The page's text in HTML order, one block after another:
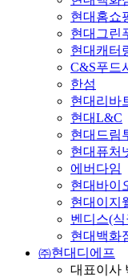
현대홈쇼
현대그린
현대캐터
C&S푸드
한섬
현대리바
현대L&C
현대드림
현대퓨처
에버다임
현대바이
현대이지
벤디스(
현대백화
㈜현대디에프
대표이사